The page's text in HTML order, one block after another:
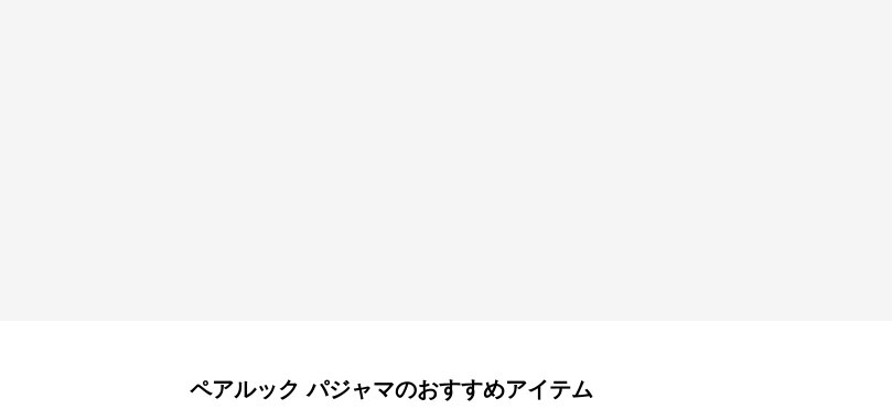
ペアルック パジャマのおすすめアイテム